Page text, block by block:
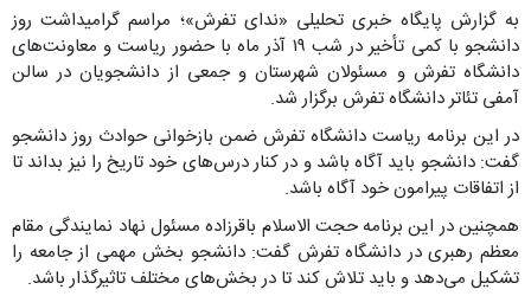
به گزارش پایگاه خبری تحلیلی «ندای تفرش»؛ مراسم گرامیداشت روز
دانشجو با کمی تأخیر در شب ۱۹ آذر ماه با حضور ریاست و معاونت‌های
دانشگاه تفرش و مسئولان شهرستان و جمعی از دانشجویان در سالن
آمفی تئاتر دانشگاه تفرش برگزار شد.
در این برنامه ریاست دانشگاه تفرش ضمن بازخوانی حوادث روز دانشجو
گفت: دانشجو باید آگاه باشد و در کنار درس‌های خود تاریخ را نیز بداند تا
از اتفاقات پیرامون خود آگاه باشد.
همچنین در این برنامه حجت الاسلام باقرزاده مسئول نهاد نمایندگی مقام
معظم رهبری در دانشگاه تفرش گفت: دانشجو بخش مهمی از جامعه را
تشکیل می‌دهد و باید تلاش کند تا در بخش‌های مختلف تاثیرگذار باشد.